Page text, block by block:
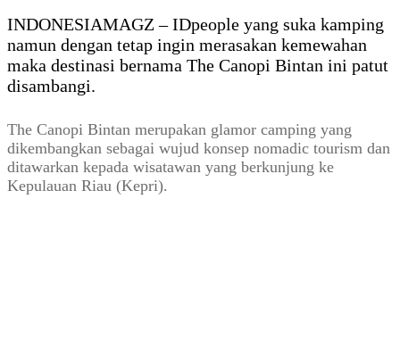
INDONESIAMAGZ – IDpeople yang suka kamping
namun dengan tetap ingin merasakan kemewahan
maka destinasi bernama The Canopi Bintan ini patut
disambangi.
The Canopi Bintan merupakan glamor camping yang
dikembangkan sebagai wujud konsep nomadic tourism dan
ditawarkan kepada wisatawan yang berkunjung ke
Kepulauan Riau (Kepri).